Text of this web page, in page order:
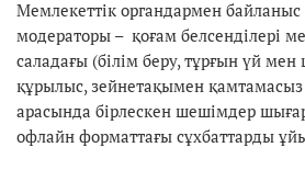
Мемлекеттік органдармен
модераторы – қоғам белсенділері
саладағы (білім беру, тұрғын үй
құрылыс, зейнетақымен қамтамасыз
арасында бірлескен шешімдер
офлайн форматтағы сұхбаттарды